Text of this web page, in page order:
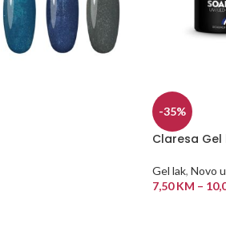
-35%
Claresa
Gel lak, Novo
7,50KM –